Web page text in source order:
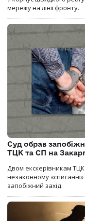
мережу на лінії фронту.
Суд обрав
ТЦК та СП на
Двом екскерівникам
незаконному
запобіжний захід.